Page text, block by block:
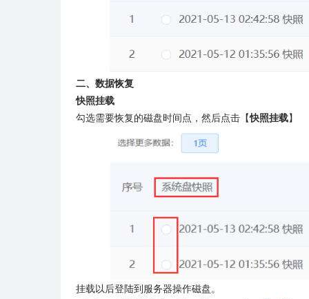
二、数据恢复
快照挂载
勾选需要恢复的磁盘时间点，然后点击【快照挂载】
挂载以后登陆到服务器操作磁盘。